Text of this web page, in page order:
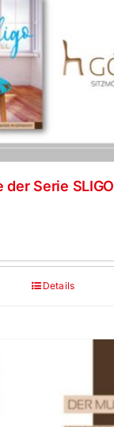
der Serie SLIGO
Details